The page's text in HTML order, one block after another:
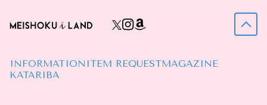
INFORMATION ITEM REQUESTMAGAZINE
KATARIBA